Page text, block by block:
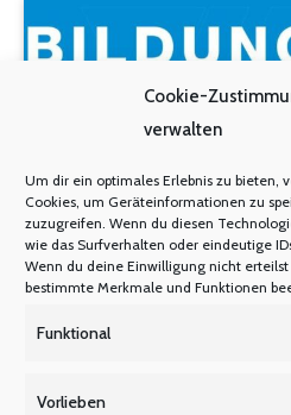
Cookie-
verwalten
Um dir ein optimales Erlebnis zu bieten,
Cookies, um Geräteinformationen zu
zuzugreifen. Wenn du diesen
wie das Surfverhalten oder eindeutige
Wenn du deine Einwilligung nicht
bestimmte Merkmale und Funktionen
Funktional
Vorlieben
ZEITSCHRIFT-BILDUNG REAL